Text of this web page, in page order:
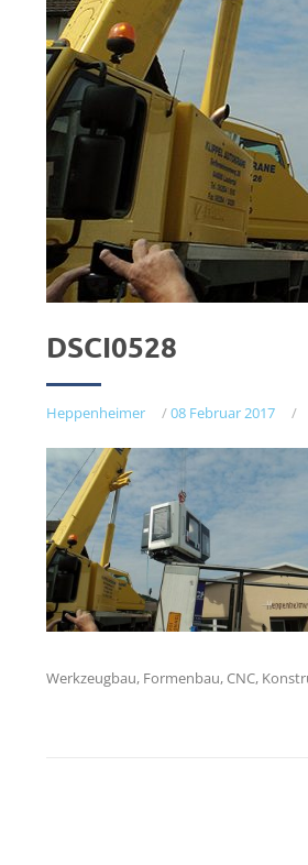
DSCI0528
Heppenheimer /08 Februar 2017 /
Werkzeugbau, Formenbau, CNC,